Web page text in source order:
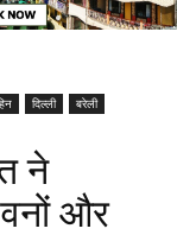
दिल्ली
बरेली
ने
और